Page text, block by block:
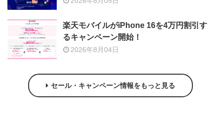
楽天モバイルがiPhone 16を4万円割引す
るキャンペーン開始！
2026年8月04日
セール・キャンペーン情報をもっと見る